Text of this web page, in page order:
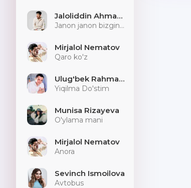
Jaloliddin Ahmadaliyev
Janon janon bizginani sog'indilarmu
Mirjalol Nematov
Qaro ko'z
Ulug'bek Rahmatullayev
Yiqilma Do'stim
Munisa Rizayeva
O'ylama mani
Mirjalol Nematov
Anora
Sevinch Ismoilova
Avtobus